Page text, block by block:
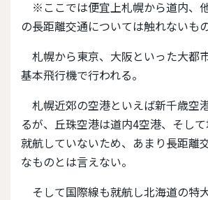
※ここでは便宜上札幌から道内、他地方中枢都市へ
の長距離交通については触れないも
札幌から東京、大阪といった大都市へのアクセスは
基本飛行機で行われる。
札幌近郊の空港といえば新千歳空港と丘珠空港があ
るが、丘珠空港は道内4空港、そし
就航していないため、あまり長距離
なものとは言えない。
そして国際線も就航し北海道の特大ターミナルとな